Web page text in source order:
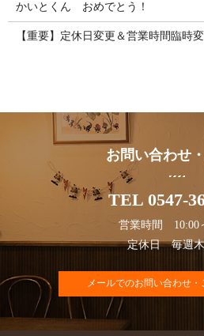
かいとくん おめでとう！
【重要】定休日変更＆営業時間臨時
お問い合わせ
TEL 0547-
営業時間 10:00
定休日 毎週木
メールでのお問い合わせ・